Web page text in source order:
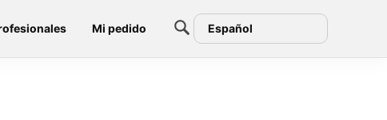
Mi pedido Español